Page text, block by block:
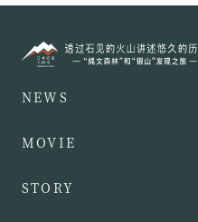
NEWS
MOVIE
STORY